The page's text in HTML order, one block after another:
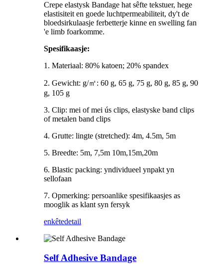
Crepe elastysk Bandage hat sêfte tekstuer, hege
elastisiteit en goede luchtpermeabiliteit, dy't de
bloedsirkulaasje ferbetterje kinne en swelling fan
'e limb foarkomme.
Spesifikaasje:
1. Materiaal: 80% katoen; 20% spandex
2. Gewicht: g/㎡: 60 g, 65 g, 75 g, 80 g, 85 g, 90
g, 105 g
3. Clip: mei of mei ús clips, elastyske band clips
of metalen band clips
4. Grutte: lingte (stretched): 4m, 4.5m, 5m
5. Breedte: 5m, 7,5m 10m,15m,20m
6. Blastic packing: yndividueel ynpakt yn
sellofaan
7. Opmerking: persoanlike spesifikaasjes as
mooglik as klant syn fersyk
enkêtedetail
Self Adhesive Bandage